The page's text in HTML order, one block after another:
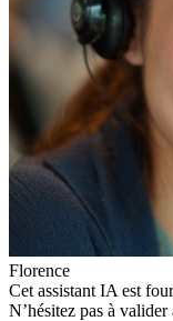
Florence
Cet assistant IA est
N’hésitez pas à